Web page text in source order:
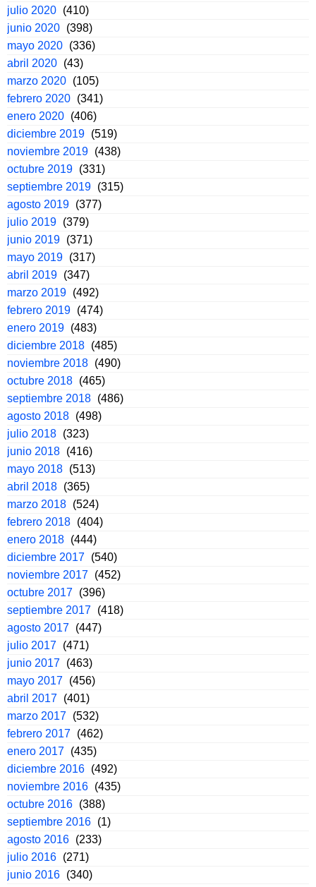
julio 2020 (410)
junio 2020 (398)
mayo 2020 (336)
abril 2020 (43)
marzo 2020 (105)
febrero 2020 (341)
enero 2020 (406)
diciembre 2019 (519)
noviembre 2019 (438)
octubre 2019 (331)
septiembre 2019 (315)
agosto 2019 (377)
julio 2019 (379)
junio 2019 (371)
mayo 2019 (317)
abril 2019 (347)
marzo 2019 (492)
febrero 2019 (474)
enero 2019 (483)
diciembre 2018 (485)
noviembre 2018 (490)
octubre 2018 (465)
septiembre 2018 (486)
agosto 2018 (498)
julio 2018 (323)
junio 2018 (416)
mayo 2018 (513)
abril 2018 (365)
marzo 2018 (524)
febrero 2018 (404)
enero 2018 (444)
diciembre 2017 (540)
noviembre 2017 (452)
octubre 2017 (396)
septiembre 2017 (418)
agosto 2017 (447)
julio 2017 (471)
junio 2017 (463)
mayo 2017 (456)
abril 2017 (401)
marzo 2017 (532)
febrero 2017 (462)
enero 2017 (435)
diciembre 2016 (492)
noviembre 2016 (435)
octubre 2016 (388)
septiembre 2016 (1)
agosto 2016 (233)
julio 2016 (271)
junio 2016 (340)